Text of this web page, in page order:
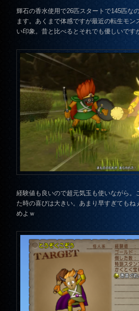
輝石の香水使用で26匹スタートで145匹な
ます。あくまで体感ですが最近の転生モン
い印象。昔と比べるとそれでも優しいです
経験値も良いので超元気玉も使いながら。
た時の喜びは大きい。あまり早すぎてもね
めよｗ